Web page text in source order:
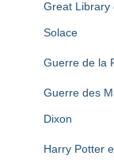
Great Library
Solace
Guerre de la
Guerre des
Dixon
Harry Potter